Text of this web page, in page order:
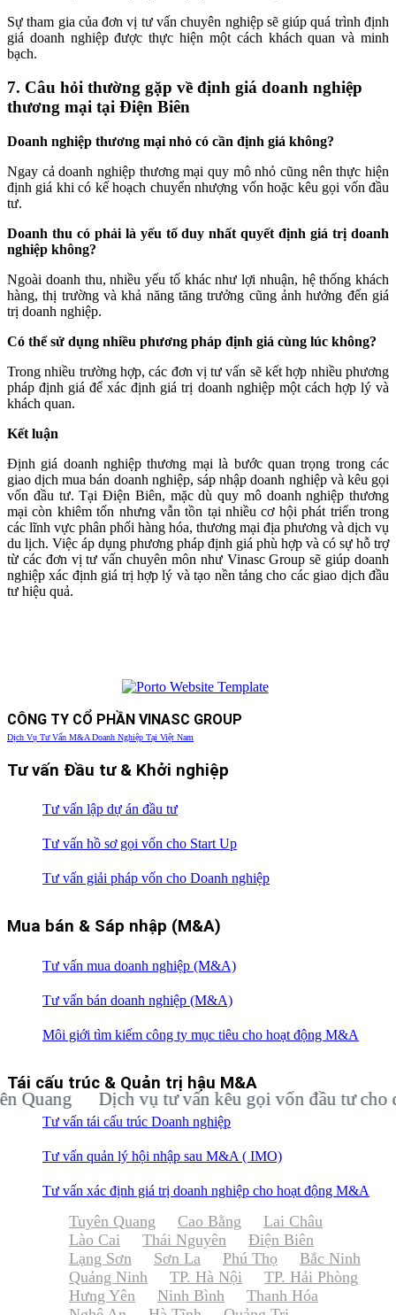
Sự tham gia của đơn vị tư vấn chuyên nghiệp sẽ giúp quá trình định
giá doanh nghiệp được thực hiện một cách khách quan và minh
bạch.
7. Câu hỏi thường gặp về định giá doanh nghiệp
thương mại tại Điện Biên
Doanh nghiệp thương mại nhỏ có cần định giá không?
Ngay cả doanh nghiệp thương mại quy mô nhỏ cũng nên thực hiện
định giá khi có kế hoạch chuyển nhượng vốn hoặc kêu gọi vốn đầu
tư.
Doanh thu có phải là yếu tố duy nhất quyết định giá trị doanh
nghiệp không?
Ngoài doanh thu, nhiều yếu tố khác như lợi nhuận, hệ thống khách
hàng, thị trường và khả năng tăng trưởng cũng ảnh hưởng đến giá
trị doanh nghiệp.
Có thể sử dụng nhiều phương pháp định giá cùng lúc không?
Trong nhiều trường hợp, các đơn vị tư vấn sẽ kết hợp nhiều phương
pháp định giá để xác định giá trị doanh nghiệp một cách hợp lý và
khách quan.
Kết luận
Định giá doanh nghiệp thương mại là bước quan trọng trong các
giao dịch mua bán doanh nghiệp, sáp nhập doanh nghiệp và kêu gọi
vốn đầu tư. Tại Điện Biên, mặc dù quy mô doanh nghiệp thương
mại còn khiêm tốn nhưng vẫn tồn tại nhiều cơ hội phát triển trong
các lĩnh vực phân phối hàng hóa, thương mại địa phương và dịch vụ
du lịch. Việc áp dụng phương pháp định giá phù hợp và có sự hỗ trợ
từ các đơn vị tư vấn chuyên môn như Vinasc Group sẽ giúp doanh
nghiệp xác định giá trị hợp lý và tạo nền tảng cho các giao dịch đầu
tư hiệu quả.
CÔNG TY CỔ PHẦN VINASC GROUP
Dịch Vụ Tư Vấn M&A Doanh Nghiệp Tại Việt Nam
Tư vấn Đầu tư & Khởi nghiệp
Tư vấn lập dự án đầu tư
Tư vấn hồ sơ gọi vốn cho Start Up
Tư vấn giải pháp vốn cho Doanh nghiệp
Mua bán & Sáp nhập (M&A)
Tư vấn mua doanh nghiệp (M&A)
Tư vấn bán doanh nghiệp (M&A)
Môi giới tìm kiếm công ty mục tiêu cho hoạt động M&A
Tái cấu trúc & Quản trị hậu M&A
Tư vấn tái cấu trúc Doanh nghiệp
Tư vấn quản lý hội nhập sau M&A ( IMO)
Tư vấn xác định giá trị doanh nghiệp cho hoạt động M&A
Dịch vụ tư vấn kêu gọi vốn đầu tư cho doanh
Tuyên Quang Cao Bằng
Lai Châu
Lào Cai
Thái Nguyên
Điện Biên
Lạng Sơn
Sơn La Phú Thọ
Bắc Ninh
Quảng Ninh
TP. Hà Nội
TP. Hải Phòng
Hưng Yên
Ninh Bình
Thanh Hóa